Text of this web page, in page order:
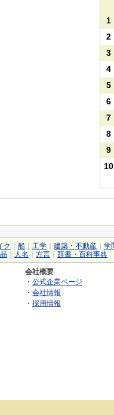
1
2
3
4
5
6
7
8
9
10
ク 船 工学 建築・不動産
学
人名 方言 辞書・百科事典
会社概要
・ 公式企業ページ
・ 会社情報
・ 採用情報